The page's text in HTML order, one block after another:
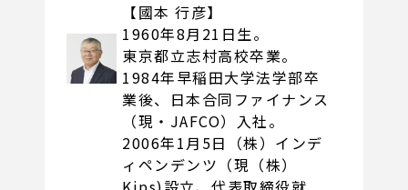
【國本 行彦】
1960年8月21日生。
東京都立志村高校卒業。
1984年早稲田大学法学部卒
業後、日本合同ファイナンス
（現・JAFCO）入社。
2006年1月5日（株）インデ
ィペンデンツ（現（株）